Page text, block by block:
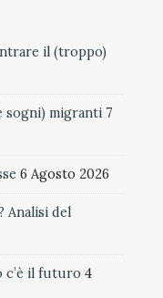
il (troppo)
sogni) migranti 7
6 Agosto 2026
Analisi del
c’è il futuro 4